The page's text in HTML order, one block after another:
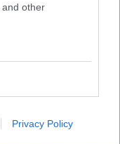
other
Privacy Policy
μέρος